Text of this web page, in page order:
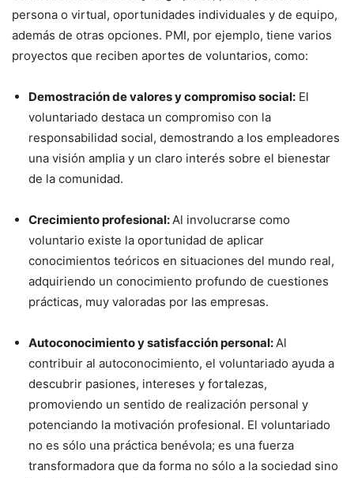
persona o virtual, oportunidades individuales y de equipo,
además de otras opciones. PMI, por ejemplo, tiene varios
proyectos que reciben aportes de voluntarios, como:
Demostración de valores y compromiso social: El
voluntariado destaca un compromiso con la
responsabilidad social, demostrando a los empleadores
una visión amplia y un claro interés sobre el bienestar
de la comunidad.
Crecimiento profesional:Al involucrarse como
voluntario existe la oportunidad de aplicar
conocimientos teóricos en situaciones del mundo real,
adquiriendo un conocimiento profundo de cuestiones
prácticas, muy valoradas por las empresas.
Autoconocimiento y satisfacción personal:Al
contribuir al autoconocimiento, el voluntariado ayuda a
descubrir pasiones, intereses y fortalezas,
promoviendo un sentido de realización personal y
potenciando la motivación profesional. El voluntariado
no es sólo una práctica benévola; es una fuerza
transformadora que da forma no sólo a la sociedad sino